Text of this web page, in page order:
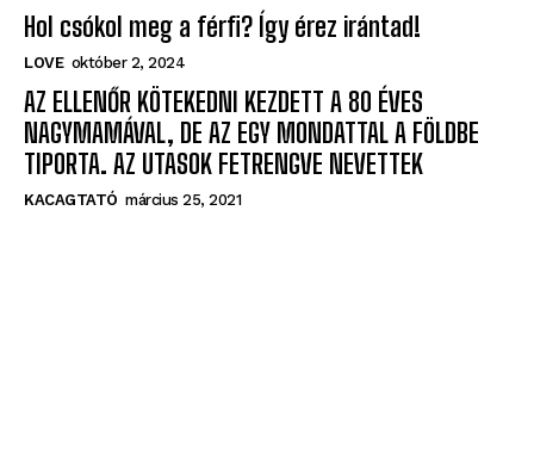
Hol csókol meg a férfi? Így érez irántad!
LOVE október 2, 2024
AZ ELLENŐR KÖTEKEDNI KEZDETT A 80 ÉVES
NAGYMAMÁVAL, DE AZ EGY MONDATTAL A FÖLDBE
TIPORTA. AZ UTASOK FETRENGVE NEVETTEK
KACAGTATÓ március 25, 2021